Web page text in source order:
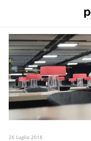
26 Luglio 2018